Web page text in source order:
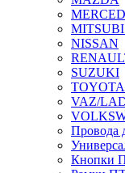
NISSAN
SUZUKI
TOYOTA
VAZ/
Провода
Кнопки